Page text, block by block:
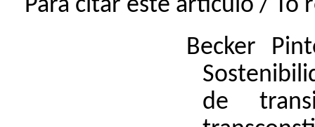
Para citar este artículo / To
Becker
de